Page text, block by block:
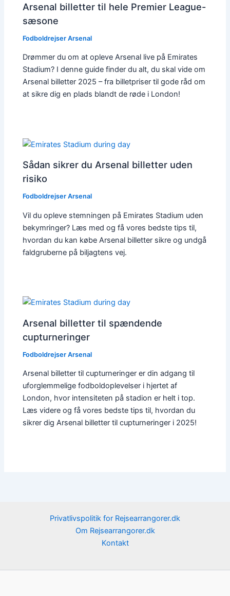
Arsenal billetter til hele Premier League-
sæsone
Fodboldrejser Arsenal
Drømmer du om at opleve Arsenal live på Emirates
Stadium? I denne guide finder du alt, du skal vide om
Arsenal billetter 2025 – fra billetpriser til gode råd om
at sikre dig en plads blandt de røde i London!
Sådan sikrer du Arsenal billetter uden
risiko
Fodboldrejser Arsenal
Vil du opleve stemningen på Emirates Stadium uden
bekymringer? Læs med og få vores bedste tips til,
hvordan du kan købe Arsenal billetter sikre og undgå
faldgruberne på biljagtens vej.
Arsenal billetter til spændende
cupturneringer
Fodboldrejser Arsenal
Arsenal billetter til cupturneringer er din adgang til
uforglemmelige fodboldoplevelser i hjertet af
London, hvor intensiteten på stadion er helt i top.
Læs videre og få vores bedste tips til, hvordan du
sikrer dig Arsenal billetter til cupturneringer i 2025!
Privatlivspolitik for Rejsearrangorer.dk
Om Rejsearrangorer.dk
Kontakt